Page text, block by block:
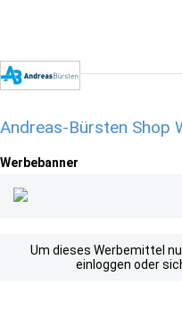
Andreas-Bürsten Shop
Werbebanner
Um dieses Werbemittel
einloggen oder